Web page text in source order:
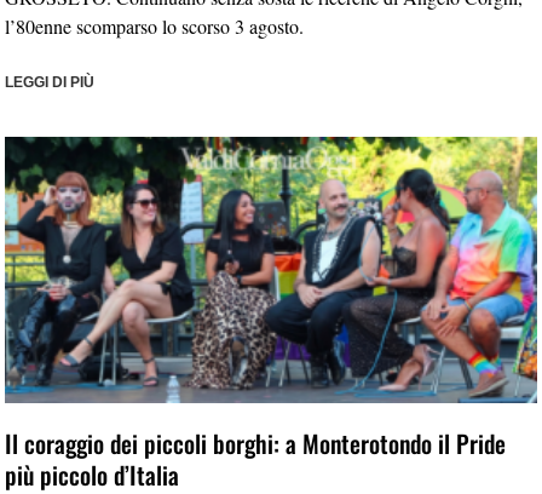
l’80enne scomparso lo scorso 3 agosto.
LEGGI DI PIÙ
Il coraggio dei piccoli borghi: a Monterotondo il Pride
più piccolo d’Italia